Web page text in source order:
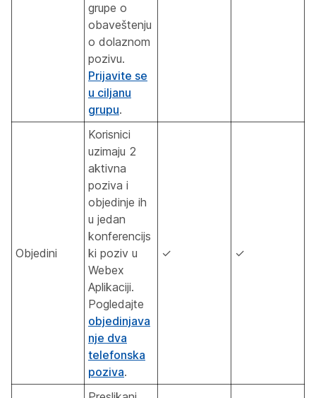
grupe o
obaveštenju
o dolaznom
pozivu.
Prijavite se
u ciljanu
grupu.
Objedini
Korisnici
uzimaju 2
aktivna
poziva i
objedinje ih
u jedan
konferencijs
ki poziv u
Webex
Aplikaciji.
Pogledajte
objedinjava
nje dva
telefonska
poziva.
✓ ✓